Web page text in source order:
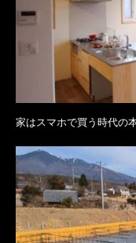
家はスマホで買う時代の